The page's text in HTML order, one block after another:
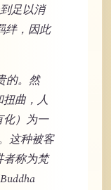
足以消
绊，因此
的。然
曲，人
）为一
这种被客
称为梵